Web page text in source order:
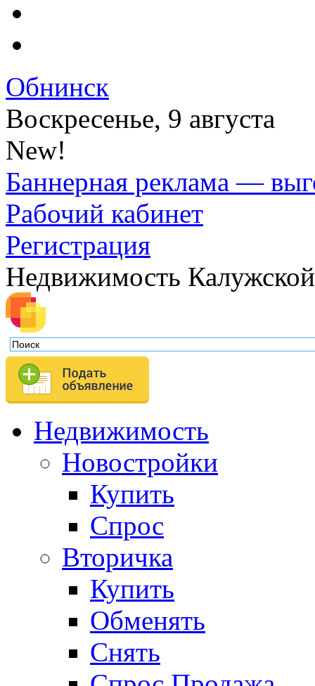
Обнинск
Воскресенье, 9 августа
New!
Баннерная реклама —
Рабочий кабинет
Регистрация
Недвижимость
Недвижимость
Новостройки
Купить
Спрос
Вторичка
Купить
Обменять
Снять